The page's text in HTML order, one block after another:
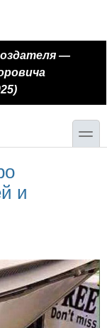
—
toggle
и